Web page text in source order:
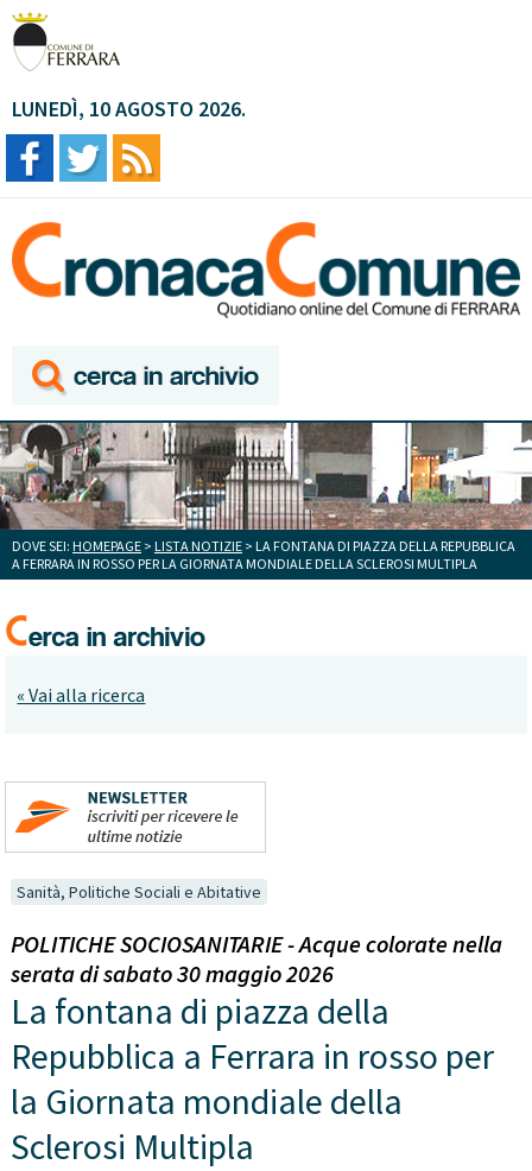
LUNEDÌ, 10 AGOSTO 2026.
DOVE SEI: HOMEPAGE > LISTA NOTIZIE > LA FONTANA DI PIAZZA DELLA REPUBBLICA
A FERRARA IN ROSSO PER LA GIORNATA MONDIALE DELLA SCLEROSI MULTIPLA
« Vai alla ricerca
Sanità, Politiche Sociali e Abitative
POLITICHE SOCIOSANITARIE - Acque colorate nella
serata di sabato 30 maggio 2026
La fontana di piazza della
Repubblica a Ferrara in rosso per
la Giornata mondiale della
Sclerosi Multipla